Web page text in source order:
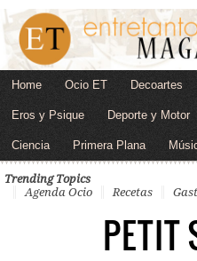
Home Ocio ET Decoartes
Eros y Psique Deporte y Motor
Ciencia Primera Plana
Trending Topics
Agenda Ocio
Recetas
PETIT